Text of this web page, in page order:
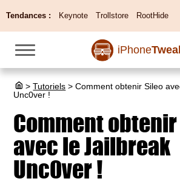
Tendances : Keynote Trollstore RootHide
iPhone
> Tutoriels > Comment obtenir Sileo
Unc0ver !
Comment
avec le Jailbreak
Unc0ver !